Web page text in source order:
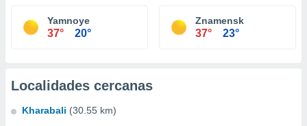
Yamnoye
37° 20°
Znamensk
37° 23°
Localidades cercanas
Kharabali (30.55 km)